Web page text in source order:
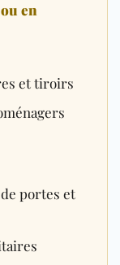
en
et tiroirs
portes et